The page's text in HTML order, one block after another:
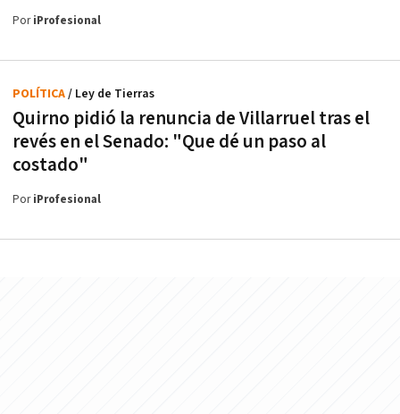
PoriProfesional
Quirno pidió la renuncia de Villarruel tras el
revés en el Senado: "Que dé un paso al
costado"
POLÍTICA/ Ley de Tierras
PoriProfesional